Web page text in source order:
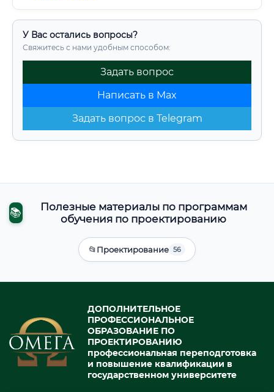
У Вас остались вопросы?
Свяжитесь с нами удобным способом:
Задать вопрос
Написать в Max
Задать вопрос в Telegram
📚
Полезные материалы по программам
обучения по проектированию
📂Проектирование 56
ДОПОЛНИТЕЛЬНОЕ
ПРОФЕССИОНАЛЬНОЕ
ОБРАЗОВАНИЕ ПО
ПРОЕКТИРОВАНИЮ
профессиональная переподготовка
и повышение квалификации в
государственном университете